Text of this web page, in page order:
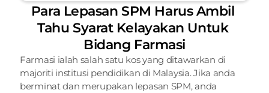
Para Lepasan SPM Harus Ambil
Tahu Syarat Kelayakan Untuk
Bidang Farmasi
Farmasi ialah salah satu kos yang ditawarkan di
majoriti institusi pendidikan di Malaysia. Jika anda
berminat dan merupakan lepasan SPM, anda